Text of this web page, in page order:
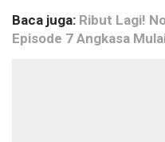
Baca juga: Ribut Lagi!
Episode 7 Angkasa